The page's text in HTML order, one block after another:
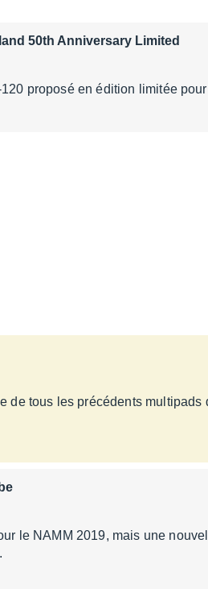
50th Anniversary Limited
proposé en édition limitée
de tous les précédents multipads
le NAMM 2019, mais une